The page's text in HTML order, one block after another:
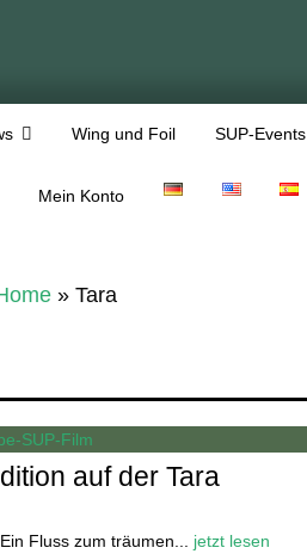
Wing und Foil SUP-Events
Mein Konto
» Tara
auf der Tara
Fluss zum träumen... jetzt lesen